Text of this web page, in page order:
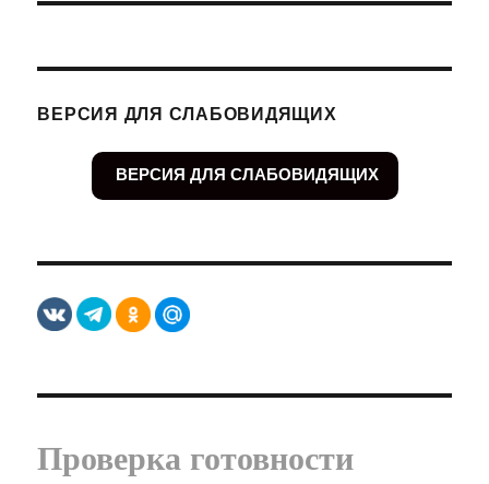
ВЕРСИЯ ДЛЯ СЛАБОВИДЯЩИХ
ВЕРСИЯ ДЛЯ СЛАБОВИДЯЩИХ
Проверка готовности